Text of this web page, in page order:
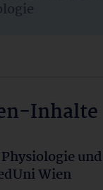
Inhalte
Wien